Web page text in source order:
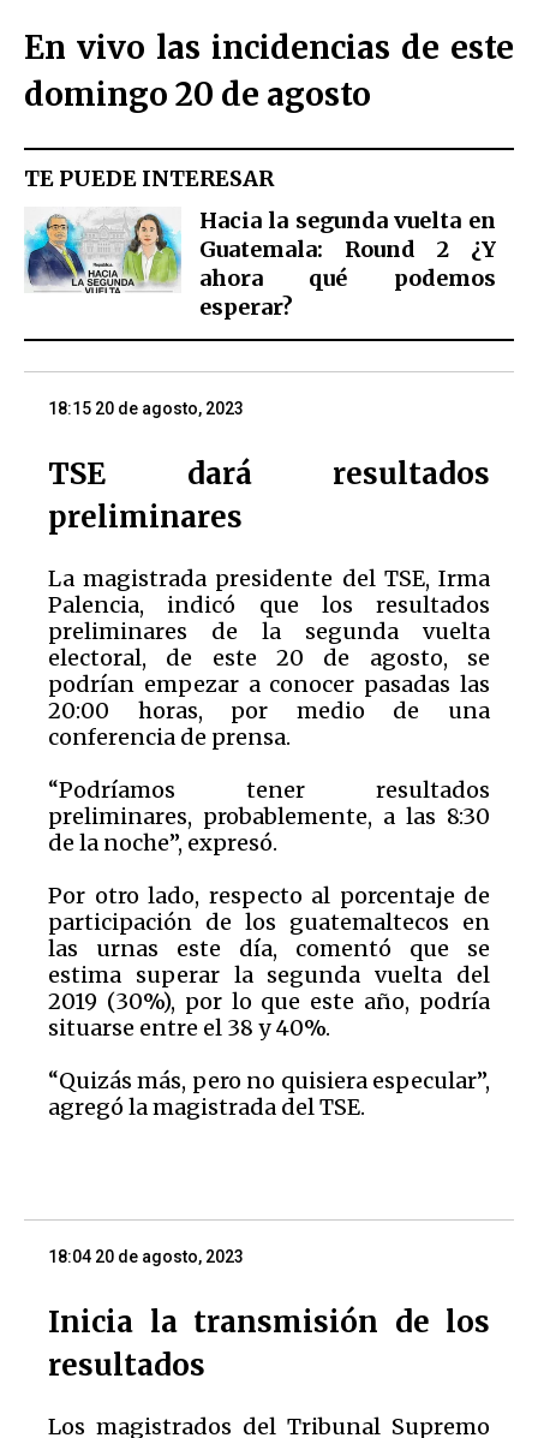
En vivo las incidencias de este
domingo 20 de agosto
TE PUEDE INTERESAR
Hacia la segunda vuelta en
Guatemala: Round 2 ¿Y
ahora qué podemos
esperar?
18:15 20 de agosto, 2023
TSE dará resultados
preliminares
La magistrada presidente del TSE, Irma
Palencia, indicó que los resultados
preliminares de la segunda vuelta
electoral, de este 20 de agosto, se
podrían empezar a conocer pasadas las
20:00 horas, por medio de una
conferencia de prensa.
“Podríamos tener resultados
preliminares, probablemente, a las 8:30
de la noche”, expresó.
Por otro lado, respecto al porcentaje de
participación de los guatemaltecos en
las urnas este día, comentó que se
estima superar la segunda vuelta del
2019 (30%), por lo que este año, podría
situarse entre el 38 y 40%.
“Quizás más, pero no quisiera especular”,
agregó la magistrada del TSE.
18:04 20 de agosto, 2023
Inicia la transmisión de los
resultados
Los magistrados del Tribunal Supremo